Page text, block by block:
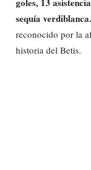
sequía verdiblanca.
reconocido por la
historia del Betis.